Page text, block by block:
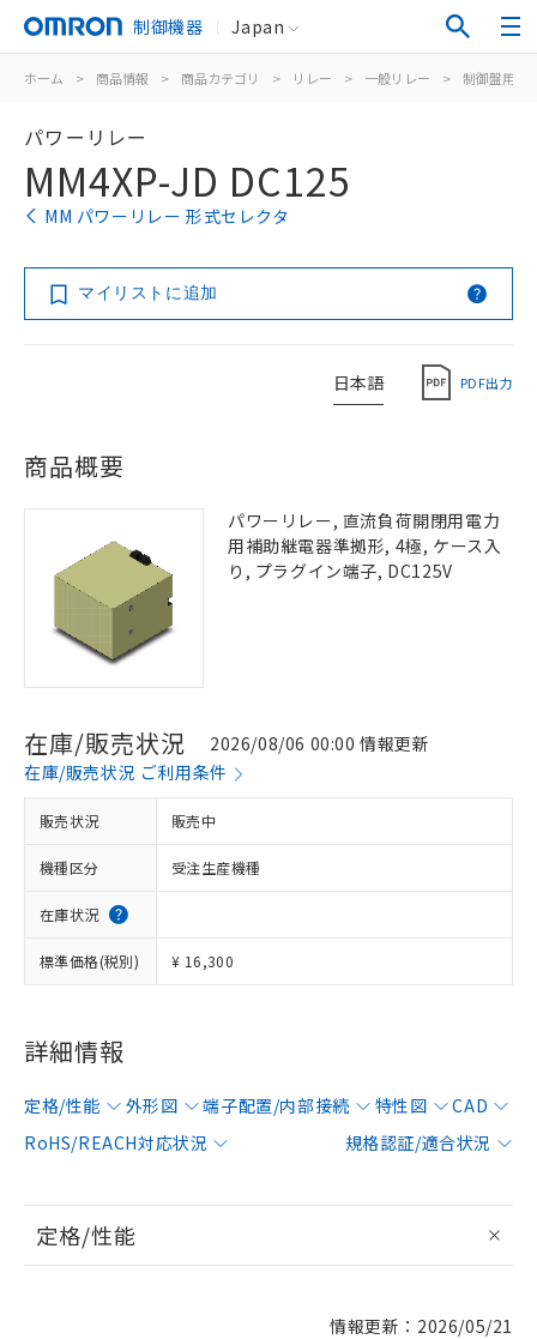
制御機器 Japan
ホーム > 商品情報 > 商品カテゴリ > リレー > 一般リレー > 制御盤用
パワーリレー
MM4XP-JD DC125
MM パワーリレー 形式セレクタ
マイリストに追加
日本語 PDF出力
商品概要
パワーリレー, 直流負荷開閉用電力
用補助継電器準拠形, 4極, ケース入
り, プラグイン端子, DC125V
在庫/販売状況
2026/08/06 00:00 情報更新
在庫/販売状況 ご利用条件
販売状況 販売中
機種区分 受注生産機種
在庫状況
標準価格(税別) ¥ 16,300
詳細情報
定格/性能 外形図 端子配置/内部接続 特性図
CAD
RoHS/REACH対応状況
規格認証/適合状況
定格/性能
情報更新：2026/05/21